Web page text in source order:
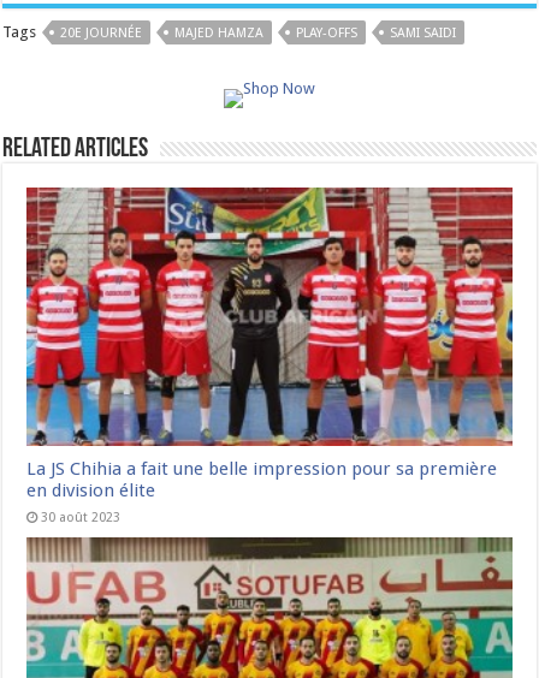
Tags 20E JOURNÉE MAJED HAMZA PLAY-OFFS SAMI SAIDI
Related Articles
La JS Chihia a fait une belle impression pour sa première
en division élite
30 août 2023